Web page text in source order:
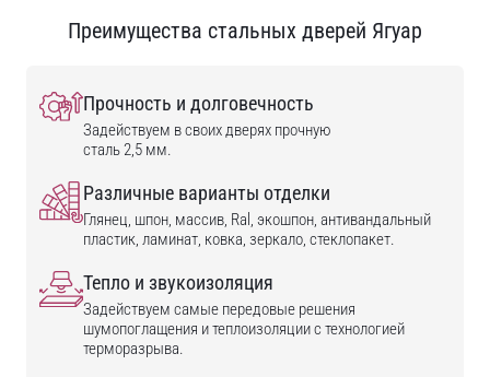
Преимущества стальных дверей Ягуар
Прочность и долговечность
Задействуем в своих дверях прочную
сталь 2,5 мм.
Различные варианты отделки
Глянец, шпон, массив, Ral, экошпон, антивандальный
пластик, ламинат, ковка, зеркало, стеклопакет.
Тепло и звукоизоляция
Задействуем самые передовые решения
шумопоглащения и теплоизоляции с технологией
терморазрыва.